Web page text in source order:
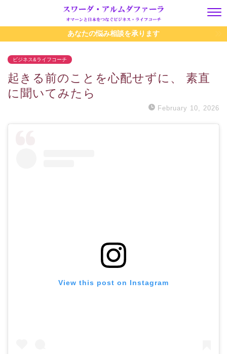
あなたの悩み相談を承ります
ビジネス&ライフコーチ
起きる前のことを心配せずに、 素直
に聞いてみたら
February 10, 2026
View this post on Instagram